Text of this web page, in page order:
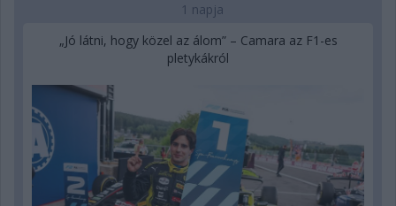
1 napja
„Jó látni, hogy közel az álom” – Camara az F1-es
pletykákról